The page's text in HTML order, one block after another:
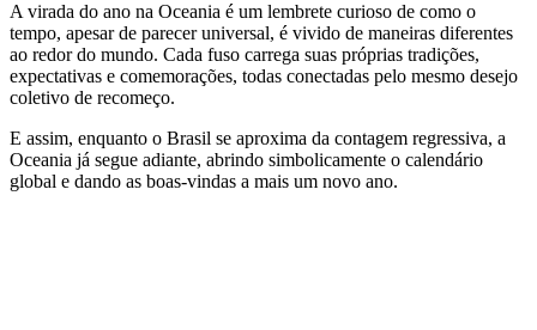
A virada do ano na Oceania é um lembrete curioso de como o
tempo, apesar de parecer universal, é vivido de maneiras diferentes
ao redor do mundo. Cada fuso carrega suas próprias tradições,
expectativas e comemorações, todas conectadas pelo mesmo desejo
coletivo de recomeço.
E assim, enquanto o Brasil se aproxima da contagem regressiva, a
Oceania já segue adiante, abrindo simbolicamente o calendário
global e dando as boas-vindas a mais um novo ano.